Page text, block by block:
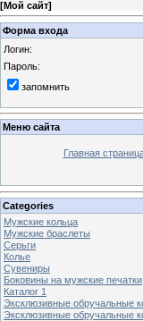
[Мой сайт]
Форма входа
Логин:
Пароль:
запомнить
Меню сайта
Главная
Categories
Мужские кольца
Мужские браслеты
Серьги
Колье
Сувениры
Боковины на мужские печатки
Каталог 1
Эксклюзивные обручальные
Эксклюзивные обручальные